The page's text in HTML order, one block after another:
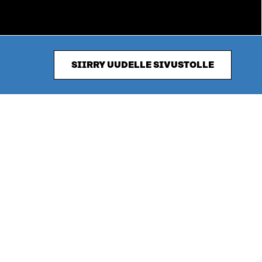
SIIRRY UUDELLE SIVUSTOLLE